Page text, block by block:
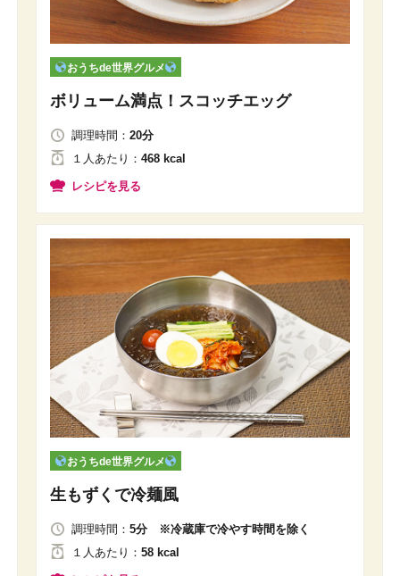
おうちde世界グルメ
ボリューム満点！スコッチエッグ
調理時間： 20分
１人あたり ： 468 kcal
レシピを見る
おうちde世界グルメ
生もずくで冷麺風
調理時間： 5分 ※冷蔵庫で冷やす時間を除く
１人 あたり ： 58 kcal